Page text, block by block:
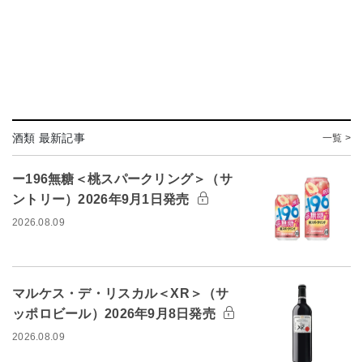
酒類 最新記事 一覧 >
ー196無糖＜桃スパークリング＞（サ
ントリー）2026年9月1日発売
2026.08.09
マルケス・デ・リスカル＜XR＞（サ
ッポロビール）2026年9月8日発売
2026.08.09